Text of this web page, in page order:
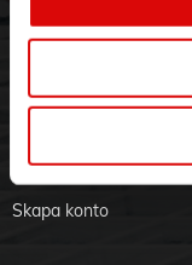
- Praktisk
ostsmörgåsarna
- Kompakt
säkerhetslås för
- Plattorna med
fastnar på grillen
- Grillen når
Visselblåsning
Varumärken
BLI KUND
Skapa konto